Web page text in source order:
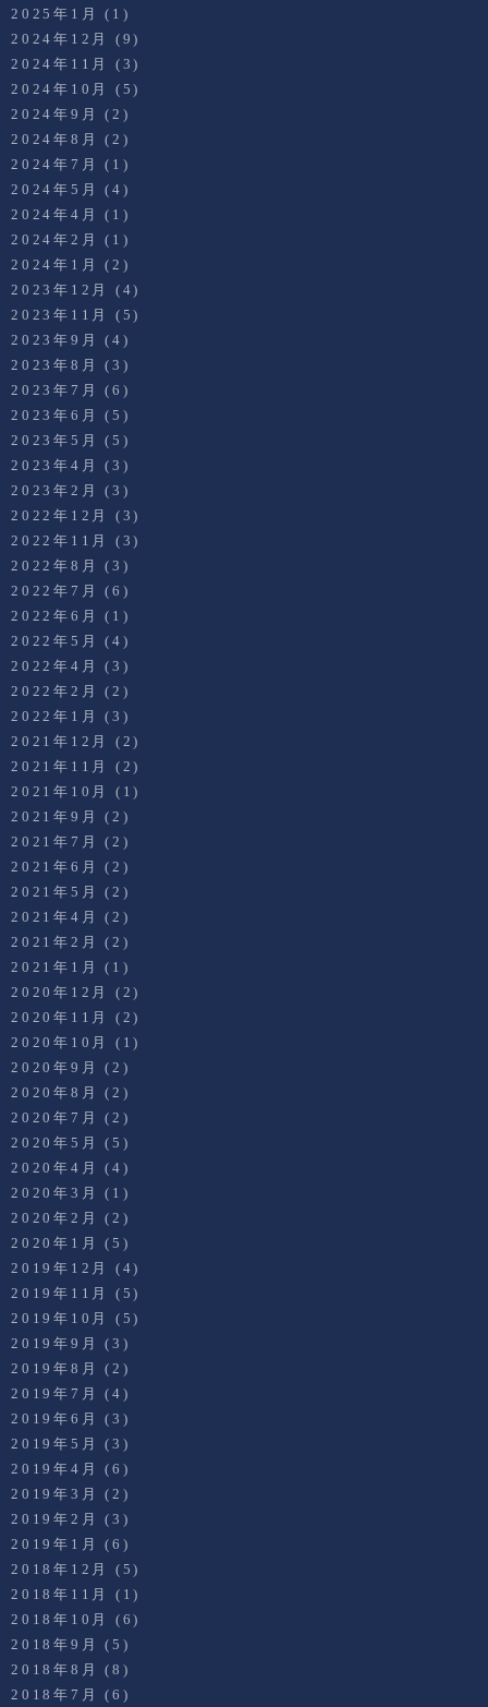
2025年1月
(1)
2024年12月
(9)
2024年11月
(3)
2024年10月
(5)
2024年9月
(2)
2024年8月
(2)
2024年7月
(1)
2024年5月
(4)
2024年4月
(1)
2024年2月
(1)
2024年1月
(2)
2023年12月
(4)
2023年11月
(5)
2023年9月
(4)
2023年8月
(3)
2023年7月
(6)
2023年6月
(5)
2023年5月
(5)
2023年4月
(3)
2023年2月
(3)
2022年12月
(3)
2022年11月
(3)
2022年8月
(3)
2022年7月
(6)
2022年6月
(1)
2022年5月
(4)
2022年4月
(3)
2022年2月
(2)
2022年1月
(3)
2021年12月
(2)
2021年11月
(2)
2021年10月
(1)
2021年9月
(2)
2021年7月
(2)
2021年6月
(2)
2021年5月
(2)
2021年4月
(2)
2021年2月
(2)
2021年1月
(1)
2020年12月
(2)
2020年11月
(2)
2020年10月
(1)
2020年9月
(2)
2020年8月
(2)
2020年7月
(2)
2020年5月
(5)
2020年4月
(4)
2020年3月
(1)
2020年2月
(2)
2020年1月
(5)
2019年12月
(4)
2019年11月
(5)
2019年10月
(5)
2019年9月
(3)
2019年8月
(2)
2019年7月
(4)
2019年6月
(3)
2019年5月
(3)
2019年4月
(6)
2019年3月
(2)
2019年2月
(3)
2019年1月
(6)
2018年12月
(5)
2018年11月
(1)
2018年10月
(6)
2018年9月
(5)
2018年8月
(8)
2018年7月
(6)